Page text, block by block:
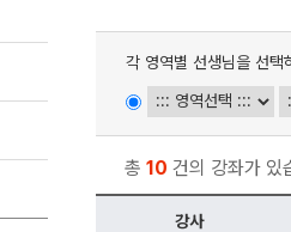
2027 N수 정규반
2027 N수 예체능반
2027 지역의사제 특별반
대학별 논술 파이널 특강
N
Fit
Fit
각 영역별 선생님을 선택
총 10 건의 강좌가 있
강사